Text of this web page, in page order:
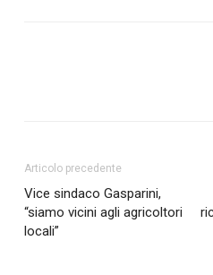
Articolo precedente
Vice sindaco Gasparini,
“siamo vicini agli agricoltori
locali”